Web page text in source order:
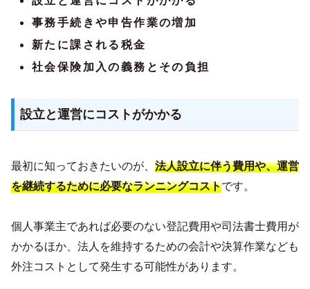
事務手続きや申告作業の増加
新たに課される税金
社会保険加入の義務とその負担
設立と運営にコストがかかる
最初に知っておきたいのが、 法人設立に伴う費用や、運営
を継続するために必要なランニングコストです。
個人事業主であれば必要のない登記費用や司法書士費用が
かかるほか、法人を維持するための会計や決算作業なども
外注コストとして発生する可能性があります。